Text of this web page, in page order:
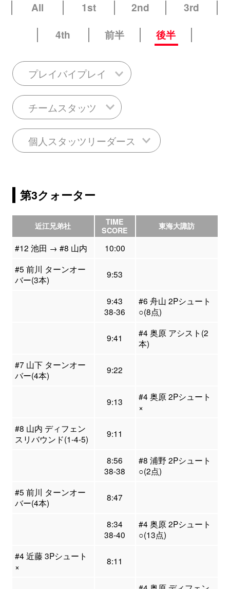
All 1st 2nd
3rd
4th
前半 後半
プレイバイプレイ
チームスタッツ
個人スタッツリーダース
第3クォーター
近江兄弟社
TIME
SCORE
東海大諏訪
#12 池田 → #8 山内
10:00
#5 前川 ターンオー
バー(3本)
9:53
9:43
38-36
#6 舟山 2Pシュート
○(8点)
9:41
#4 奥原 アシスト(2
本)
#7 山下 ターンオー
バー(4本)
9:22
9:13
#4 奥原 2Pシュート
×
#8 山内 ディフェン
スリバウンド(1-4-5)
9:11
8:56
38-38
#8 浦野 2Pシュート
○(2点)
#5 前川 ターンオー
バー(4本)
8:47
8:34
38-40
#4 奥原 2Pシュート
○(13点)
#4 近藤 3Pシュート
×
8:11